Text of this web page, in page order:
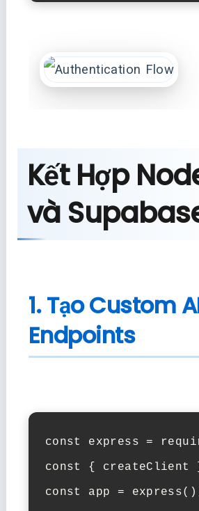
Kết Hợp
và
1. Tạo Custom
Endpoints
const express =
const { createClient
const app =